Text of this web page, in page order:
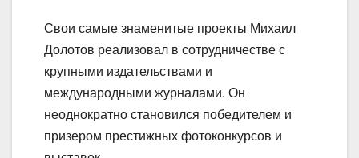
Свои самые знаменитые проекты Михаил
Долотов реализовал в сотрудничестве с
крупными издательствами и
международными журналами. Он
неоднократно становился победителем и
призером престижных фотоконкурсов и